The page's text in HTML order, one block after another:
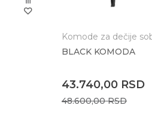
Komode za dečije
BLACK KOMODA
43.740,00 RSD
48.600,00RSD